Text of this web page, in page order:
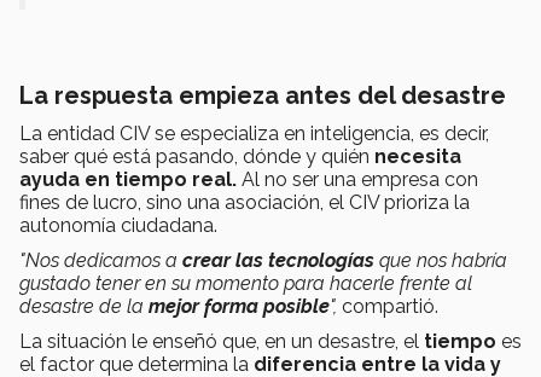
La respuesta empieza antes del desastre
La entidad CIV se especializa en inteligencia, es decir,
saber qué está pasando, dónde y quién necesita
ayuda en tiempo real. Al no ser una empresa con
fines de lucro, sino una asociación, el CIV prioriza la
autonomía ciudadana.
"Nos dedicamos a crear las tecnologías que nos habría
gustado tener en su momento para hacerle frente al
desastre de la mejor forma posible", compartió.
La situación le enseñó que, en un desastre, el tiempo es
el factor que determina la diferencia entre la vida y